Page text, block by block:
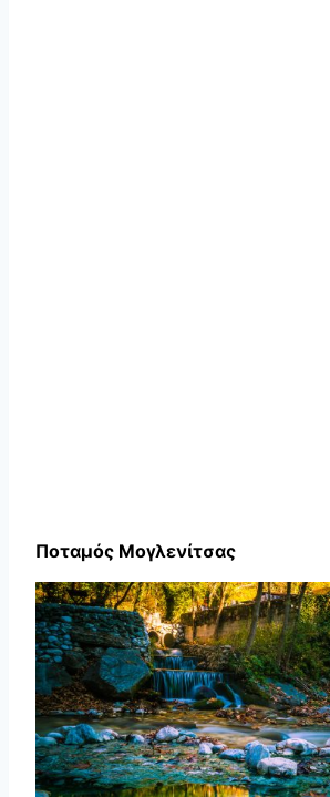
Ποταμός Μογλενίτσας